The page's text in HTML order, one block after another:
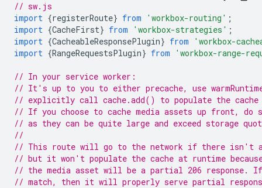
// sw.js
import {registerRoute} from 'workbox-routing' ;
import {CacheFirst} from 'workbox-strategies' ;
import {CacheableResponsePlugin} from
'workbox-
import {RangeRequestsPlugin} from 'workbox-range-
// In your service worker:
// It's up to you to either precache, use
// explicitly call cache.add() to populate the cache
// If you choose to cache media assets up front, do
// as they can be quite large and exceed storage
//
// This route will go to the network if there isn't a
// but it won't populate the cache at runtime
// the media asset will be a partial 206 response.
// match, then it will properly serve partial